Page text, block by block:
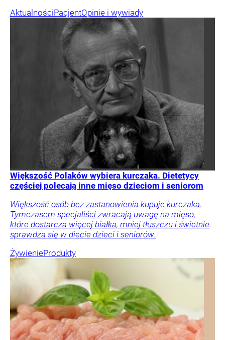
AktualnościPacjentOpinie i wywiady
Większość Polaków wybiera kurczaka. Dietetycy
częściej polecają inne mięso dzieciom i seniorom
Większość osób bez zastanowienia kupuje kurczaka.
Tymczasem specjaliści zwracają uwagę na mięso,
które dostarcza więcej białka, mniej tłuszczu i świetnie
sprawdza się w diecie dzieci i seniorów.
ŻywienieProdukty